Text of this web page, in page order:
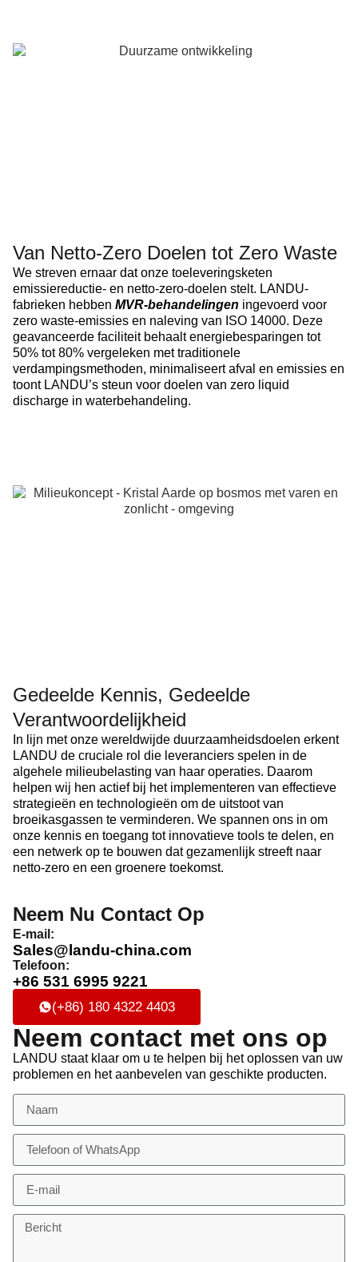
Van Netto-Zero Doelen tot Zero Waste
We streven ernaar dat onze toeleveringsketen
emissiereductie- en netto-zero-doelen stelt. LANDU-
fabrieken hebben MVR-behandelingen ingevoerd voor
zero waste-emissies en naleving van ISO 14000. Deze
geavanceerde faciliteit behaalt energiebesparingen tot
50% tot 80% vergeleken met traditionele
verdampingsmethoden, minimaliseert afval en emissies en
toont LANDU’s steun voor doelen van zero liquid
discharge in waterbehandeling.
Gedeelde Kennis, Gedeelde
Verantwoordelijkheid
In lijn met onze wereldwijde duurzaamheidsdoelen erkent
LANDU de cruciale rol die leveranciers spelen in de
algehele milieubelasting van haar operaties. Daarom
helpen wij hen actief bij het implementeren van effectieve
strategieën en technologieën om de uitstoot van
broeikasgassen te verminderen. We spannen ons in om
onze kennis en toegang tot innovatieve tools te delen, en
een netwerk op te bouwen dat gezamenlijk streeft naar
netto-zero en een groenere toekomst.
Neem Nu Contact Op
E-mail:
Sales@landu-china.com
Telefoon:
+86 531 6995 9221
(+86) 180 4322 4403
Neem contact met ons op
LANDU staat klaar om u te helpen bij het oplossen van uw
problemen en het aanbevelen van geschikte producten.